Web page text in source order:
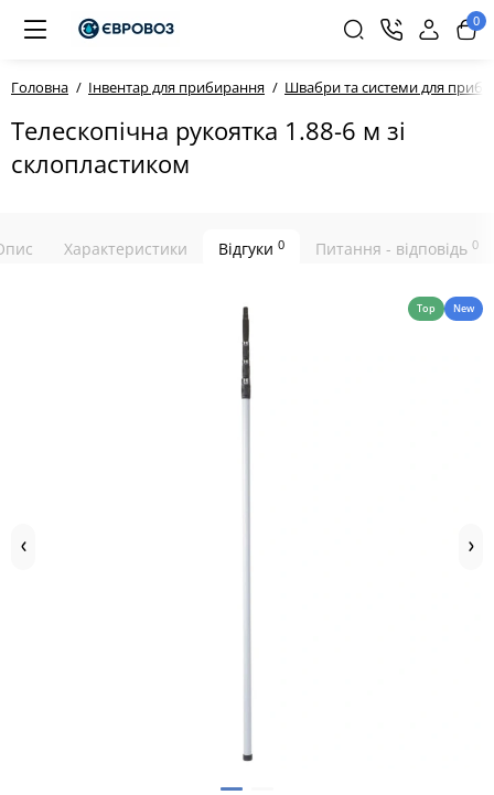
0
Головна Інвентар для прибирання Швабри та системи для
Телескопічна рукоятка 1.88-6 м зі
склопластиком
Характеристики Відгуки 0 Питання - відповідь 0
Top New